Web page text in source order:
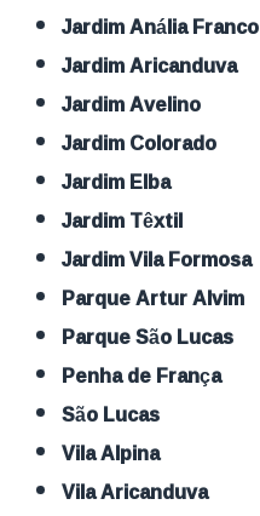
Jardim Anália Franco
Jardim Aricanduva
Jardim Avelino
Jardim Colorado
Jardim Elba
Jardim Têxtil
Jardim Vila Formosa
Parque Artur Alvim
Parque São Lucas
Penha de França
São Lucas
Vila Alpina
Vila Aricanduva